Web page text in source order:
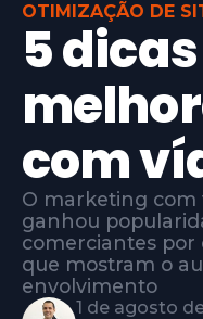
OTIMIZAÇÃO DE
5
com
O marketing com
ganhou
comerciantes por
que mostram o
envolvimento
1 de agosto